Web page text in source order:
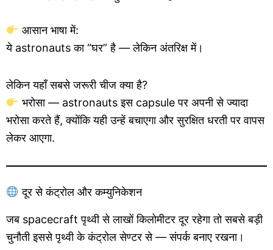
आसान भाषा में:
ये astronauts का “घर” है — लेकिन अंतरिक्ष में।
लेकिन यहाँ सबसे जरूरी चीज क्या है?
भरोसा — astronauts इस capsule पर अपनी से ज्यादा
भरोसा करते हैं, क्योंकि यही उन्हें बचाएगा और सुरक्षित धरती पर वापस
लेकर आएगा.
दूर से कंट्रोल और कम्युनिकेशन
जब spacecraft पृथ्वी से लाखों किलोमीटर दूर रहेगा तो सबसे बड़ी
चुनौती इससे पृथ्वी के कंट्रोल सेण्टर से — संपर्क बनाए रखना।